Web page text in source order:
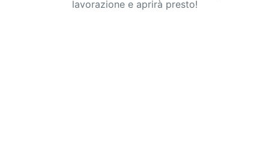
lavorazione e aprirà presto!